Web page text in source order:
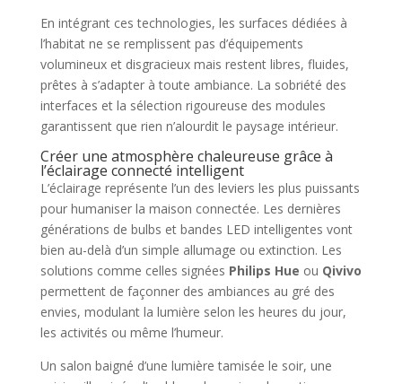
En intégrant ces technologies, les surfaces dédiées à
l’habitat ne se remplissent pas d’équipements
volumineux et disgracieux mais restent libres, fluides,
prêtes à s’adapter à toute ambiance. La sobriété des
interfaces et la sélection rigoureuse des modules
garantissent que rien n’alourdit le paysage intérieur.
Créer une atmosphère chaleureuse grâce à
l’éclairage connecté intelligent
L’éclairage représente l’un des leviers les plus puissants
pour humaniser la maison connectée. Les dernières
générations de bulbs et bandes LED intelligentes vont
bien au-delà d’un simple allumage ou extinction. Les
solutions comme celles signées Philips Hue ou Qivivo
permettent de façonner des ambiances au gré des
envies, modulant la lumière selon les heures du jour,
les activités ou même l’humeur.
Un salon baigné d’une lumière tamisée le soir, une